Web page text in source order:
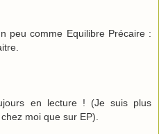
peu comme Equilibre Précaire :
en lecture ! (Je suis plus
moi que sur EP).